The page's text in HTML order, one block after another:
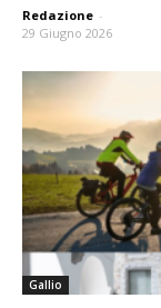
Redazione -
29 Giugno 2026
Gallio